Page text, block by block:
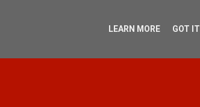
LEARN MORE GOT IT